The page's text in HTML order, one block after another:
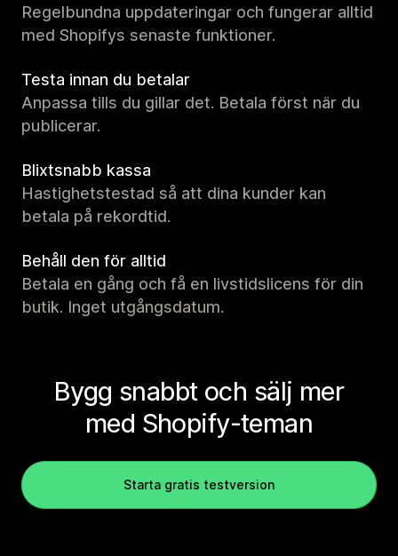
Regelbundna uppdateringar och fungerar alltid
med Shopifys senaste funktioner.
Testa innan du betalar
Anpassa tills du gillar det. Betala först när du
publicerar.
Blixtsnabb kassa
Hastighetstestad så att dina kunder kan
betala på rekordtid.
Behåll den för alltid
Betala en gång och få en livstidslicens för din
butik. Inget utgångsdatum.
Bygg snabbt och sälj mer
med Shopify-teman
Starta gratis testversion